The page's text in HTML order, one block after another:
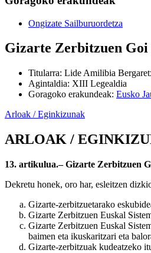
Ongizate Sailburuordetza
Gizarte Zerbitzuen
Titularra: Lide Amilibia
Agintaldia: XIII Legealdia
Goragoko erakundeak: Eusko
Arloak / Eginkizunak
ARLOAK /
13. artikulua.– Gizarte Zerbitzuen
Dekretu honek, oro har, esleitzen
Gizarte-zerbitzuetarako
Gizarte Zerbitzuen Euskal
Gizarte Zerbitzuen Euskal
baimen eta ikuskaritzari eta
Gizarte-zerbitzuak kudeatzeko